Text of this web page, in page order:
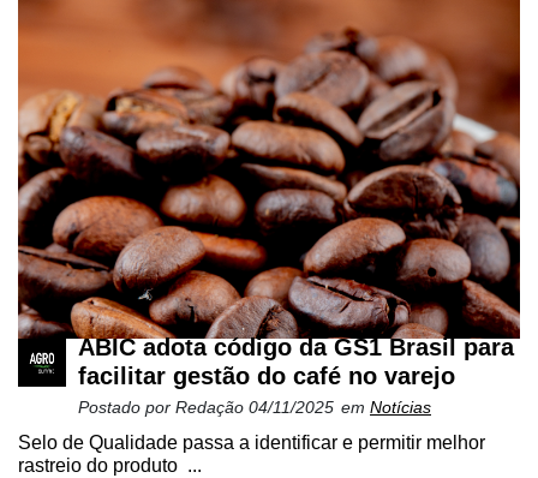
ABIC adota código da GS1 Brasil para
facilitar gestão do café no varejo
Postado por Redação 04/11/2025 em Notícias
Selo de Qualidade passa a identificar e permitir melhor
rastreio do produto ...